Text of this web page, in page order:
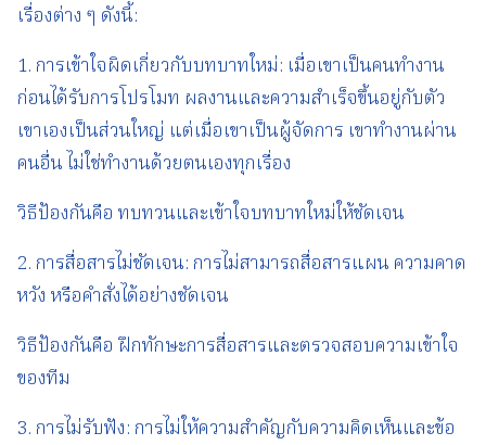
เรื่องต่าง ๆ ดังนี้:
1. การเข้าใจผิดเกี่ยวกับบทบาทใหม่: เมื่อเขาเป็นคนทำงาน
ก่อนได้รับการโปรโมท ผลงานและความสำเร็จขึ้นอยู่กับตัว
เขาเองเป็นส่วนใหญ่ แต่เมื่อเขาเป็นผู้จัดการ เขาทำงานผ่าน
คนอื่น ไม่ใช่ทำงานด้วยตนเองทุกเรื่อง
วิธีป้องกันคือ ทบทวนและเข้าใจบทบาทใหม่ให้ชัดเจน
2. การสื่อสารไม่ชัดเจน: การไม่สามารถสื่อสารแผน ความคาด
หวัง หรือคำสั่งได้อย่างชัดเจน
วิธีป้องกันคือ ฝึกทักษะการสื่อสารและตรวจสอบความเข้าใจ
ของทีม
3. การไม่รับฟัง: การไม่ให้ความสำคัญกับความคิดเห็นและข้อ